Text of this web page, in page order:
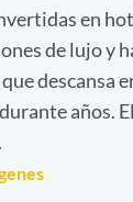
en
de lujo y
descansa
años.